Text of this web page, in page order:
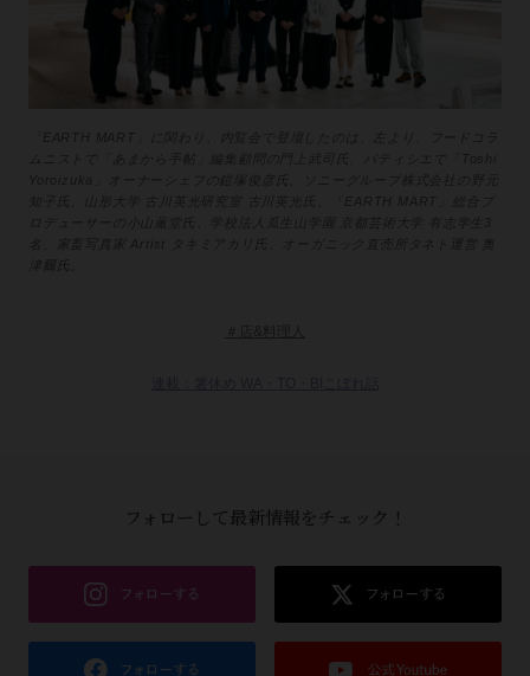
「EARTH MART」に関わり、内覧会で登壇したのは、左より、フードコラ
Yoroizuka」オーナーシェフの鎧塚俊彦氏、ソニーグループ株式会社の野元
知⼦氏、⼭形⼤学 古川英光研究室 古川英光氏、「EARTH MART」総合プ
ロデューサーの⼩⼭薫堂氏、学校法⼈⽠⽣⼭学園 京都芸術⼤学 有志学⽣3
フォローして最新情報をチェック！